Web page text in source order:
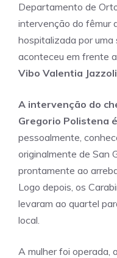
Departamento de
intervenção do fêmur
hospitalizada por uma
aconteceu em frente
Vibo Valentia
A intervenção do
Gregorio Polistena
pessoalmente,
originalmente de San
prontamente ao
Logo depois, os
levaram ao quartel
local.
A mulher foi operada,